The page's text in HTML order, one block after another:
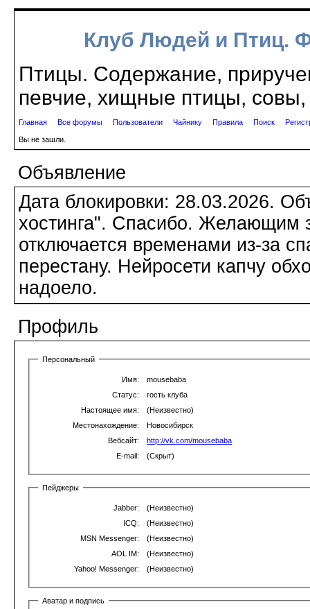
Клуб Людей и Птиц.
Птицы. Содержание,
певчие, хищные птицы, совы,
Главная Все форумы Пользователи Чайнику Правила Поиск
Вы не зашли.
Объявление
Дата блокировки: 28.03.2026.
хостинга". Спасибо. Желающим
отключается временами из-за
перестану. Нейросети капчу
надоело.
Профиль
Персональный
Имя:
mousebaba
Статус:
гость клуба
Настоящее имя:
(Неизвестно)
Местонахождение:
Новосибирск
Вебсайт:
http://vk.com/mousebaba
E-mail:
(Скрыт)
Пейджеры
Jabber:
(Неизвестно)
ICQ:
(Неизвестно)
MSN Messenger:
(Неизвестно)
AOL IM:
(Неизвестно)
Yahoo! Messenger:
(Неизвестно)
Аватар и подпись